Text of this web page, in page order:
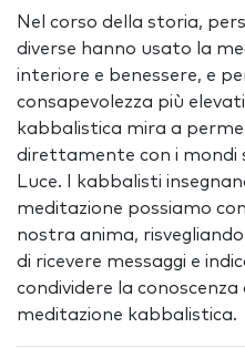
Nel corso della storia,
diverse hanno usato la
interiore e benessere, e
consapevolezza più
kabbalistica mira a
direttamente con i mondi
Luce. I kabbalisti
meditazione possiamo
nostra anima,
di ricevere messaggi e
condividere la
meditazione kabbalistica.